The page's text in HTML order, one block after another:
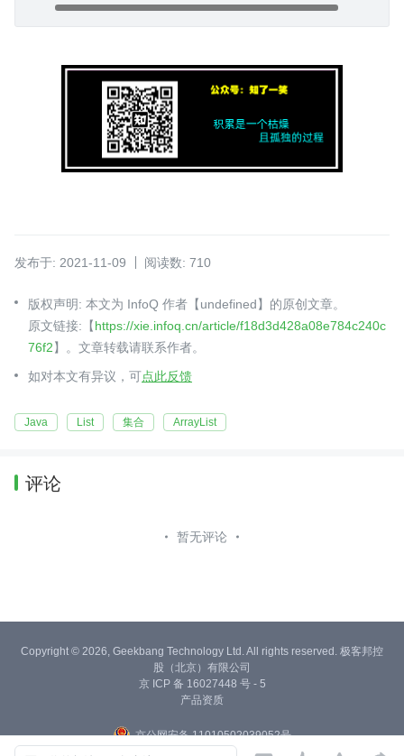
发布于: 2021-11-09 阅读数: 710
版权声明: 本文为 InfoQ 作者【undefined】的原创文章。
原文链接:【https://xie.infoq.cn/article/f18d3d428a08e784c240c
76f2】。文章转载请联系作者。
如对本文有异议，可点此反馈
Java List 集合 ArrayList
评论
暂无评论
Copyright © 2026, Geekbang Technology Ltd. All rights reserved. 极客邦控
股（北京）有限公司
京 ICP 备 16027448 号 - 5
产品资质
京公网安备 11010502039052号